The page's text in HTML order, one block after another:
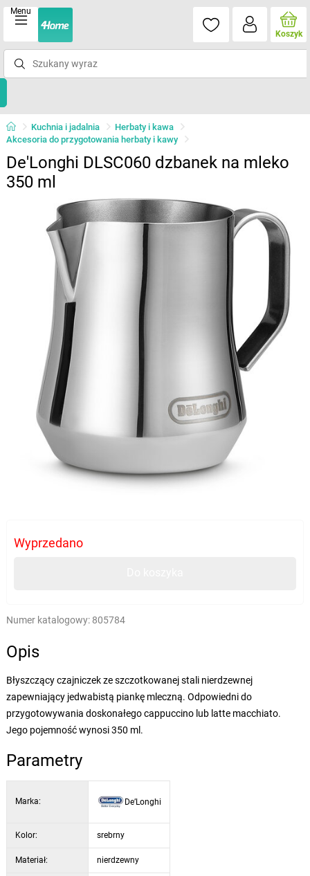
Menu
Koszyk
Kuchnia i jadalnia
Herbaty i kawa
Akcesoria do przygotowania herbaty i kawy
De'Longhi DLSC060 dzbanek na mleko
350 ml
Wyprzedano
Numer katalogowy: 805784
Opis
Błyszczący czajniczek ze szczotkowanej stali nierdzewnej
zapewniający jedwabistą piankę mleczną. Odpowiedni do
przygotowywania doskonałego cappuccino lub latte macchiato.
Jego pojemność wynosi 350 ml.
Parametry
Marka: De’Longhi
Kolor: srebrny
Materiał: nierdzewny